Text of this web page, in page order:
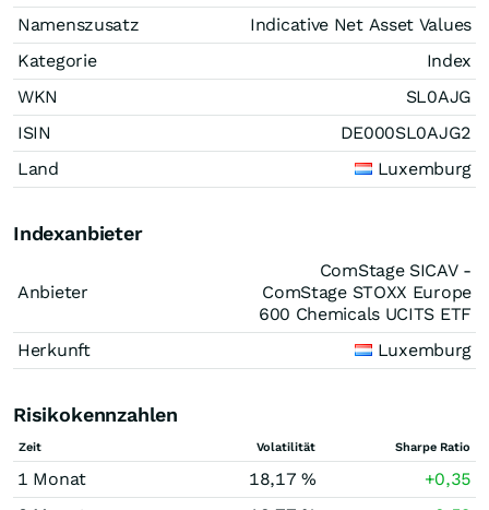
Namenszusatz
Indicative Net Asset Values
Kategorie
Index
WKN
SL0AJG
ISIN
DE000SL0AJG2
Land
Luxemburg
Indexanbieter
Anbieter
ComStage SICAV -
ComStage STOXX Europe
600 Chemicals UCITS ETF
Herkunft
Luxemburg
Risikokennzahlen
Zeit Volatilität Sharpe Ratio
1 Monat 18,17 %
+0,35